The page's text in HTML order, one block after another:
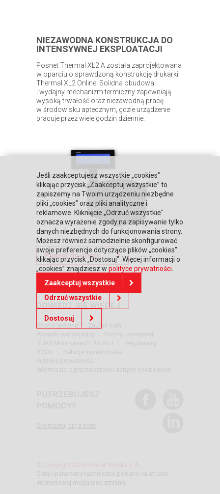
NIEZAWODNA KONSTRUKCJA DO
INTENSYWNEJ EKSPLOATACJI
Posnet Thermal XL2 A została zaprojektowana
w oparciu o sprawdzoną konstrukcję drukarki
Thermal XL2 Online. Solidna obudowa
i wydajny mechanizm termiczny zapewniają
wysoką trwałość oraz niezawodną pracę
w środowisku aptecznym, gdzie urządzenie
pracuje przez wiele godzin dziennie.
Powrót do oferty
DOWIEDZ SIĘ WIĘCEJ
Ceny i parametry techniczne podane na stronie
internetowej mogą ulec zmianie
Jeśli zaakceptujesz wszystkie „cookies”
klikając przycisk „Zaakceptuj wszystkie” to
zapiszemy na Twoim urządzeniu niezbędne
pliki „cookies” oraz pliki analityczne i
reklamowe. Kliknięcie „Odrzuć wszystkie"
oznacza wyrażenie zgody na zapisywanie tylko
danych niezbędnych do funkcjonowania strony.
Możesz również samodzielnie skonfigurować
swoje preferencje dotyczące plików „cookies”
klikając przycisk „Dostosuj”. Więcej informacji o
„cookies” znajdziesz w polityce prywatności
Zaakceptuj wszystkie
Odrzuć wszystkie
Dostosuj